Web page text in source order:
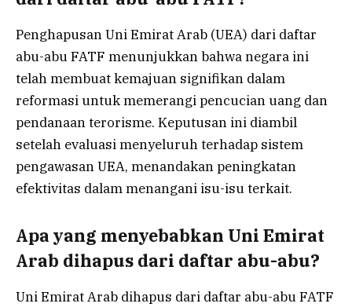
Penghapusan Uni Emirat Arab (UEA) dari daftar
abu-abu FATF menunjukkan bahwa negara ini
telah membuat kemajuan signifikan dalam
reformasi untuk memerangi pencucian uang dan
pendanaan terorisme. Keputusan ini diambil
setelah evaluasi menyeluruh terhadap sistem
pengawasan UEA, menandakan peningkatan
efektivitas dalam menangani isu-isu terkait.
Apa yang menyebabkan Uni Emirat
Arab dihapus dari daftar abu-abu?
Uni Emirat Arab dihapus dari daftar abu-abu FATF